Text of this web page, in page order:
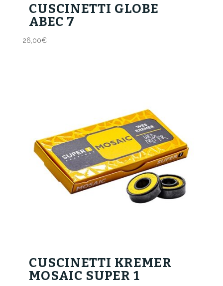
CUSCINETTI GLOBE
ABEC 7
26,00€
CUSCINETTI KREMER
MOSAIC SUPER 1